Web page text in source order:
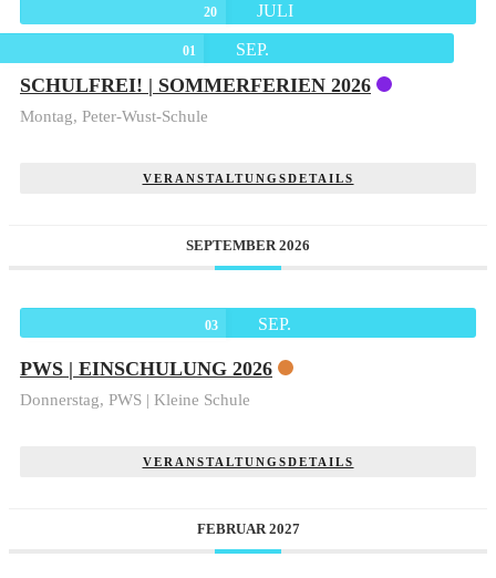
20 JULI
01 SEP.
SCHULFREI! | SOMMERFERIEN 2026
Montag, Peter-Wust-Schule
VERANSTALTUNGSDETAILS
SEPTEMBER 2026
03 SEP.
PWS | EINSCHULUNG 2026
Donnerstag, PWS | Kleine Schule
VERANSTALTUNGSDETAILS
FEBRUAR 2027